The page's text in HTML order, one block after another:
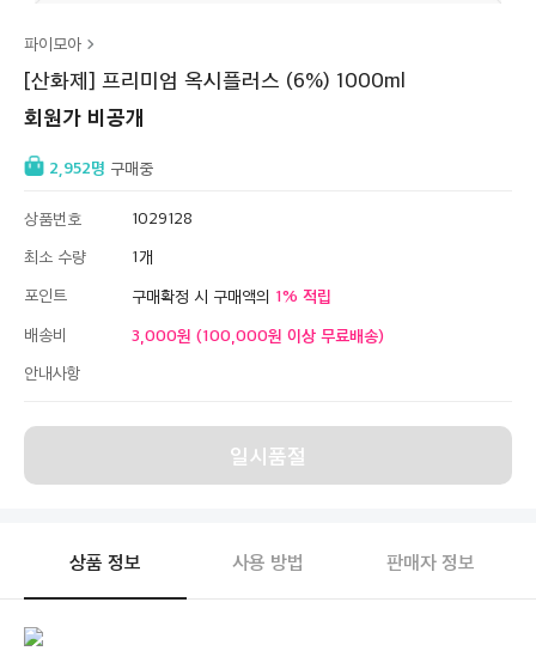
파이모아
[산화제] 프리미엄 옥시플러스 (6%) 1000ml
회원가 비공개
2,952 구매중
상품번호
1029128
최소 수량
1
포인트
구매확정 시 구매액의 1
배송비 3,000원 (100,000원 이상 무료배송)
안내사항
일시품절
상품 정보 사용 방법 판매자 정보